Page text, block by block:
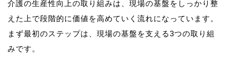
介護の生産性向上の取り組みは、現場の基盤をしっかり整
えた上で段階的に価値を高めていく流れになっています。
まず最初のステップは、現場の基盤を支える3つの取り組